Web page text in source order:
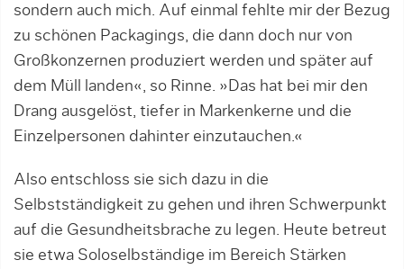
sondern auch mich. Auf einmal fehlte mir der Bezug
zu schönen Packagings, die dann doch nur von
Großkonzernen produziert werden und später auf
dem Müll landen«, so Rinne. »Das hat bei mir den
Drang ausgelöst, tiefer in Markenkerne und die
Einzelpersonen dahinter einzutauchen.«
Also entschloss sie sich dazu in die
Selbstständigkeit zu gehen und ihren Schwerpunkt
auf die Gesundheitsbrache zu legen. Heute betreut
sie etwa Soloselbständige im Bereich Stärken